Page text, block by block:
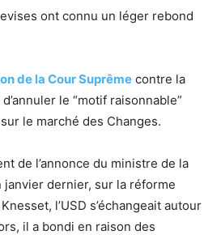
ont connu un léger rebond
de la Cour Suprême contre la
le “motif raisonnable”
le marché des Changes.
de l’annonce du ministre de la
janvier dernier, sur la réforme
l’USD s’échangeait autour
il a bondi en raison des